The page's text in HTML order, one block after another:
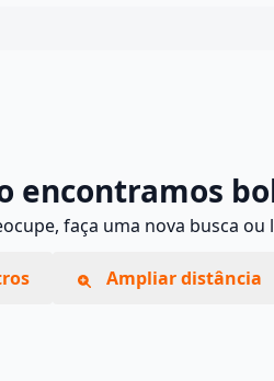
encontramos
faça uma nova busca
Ampliar distância